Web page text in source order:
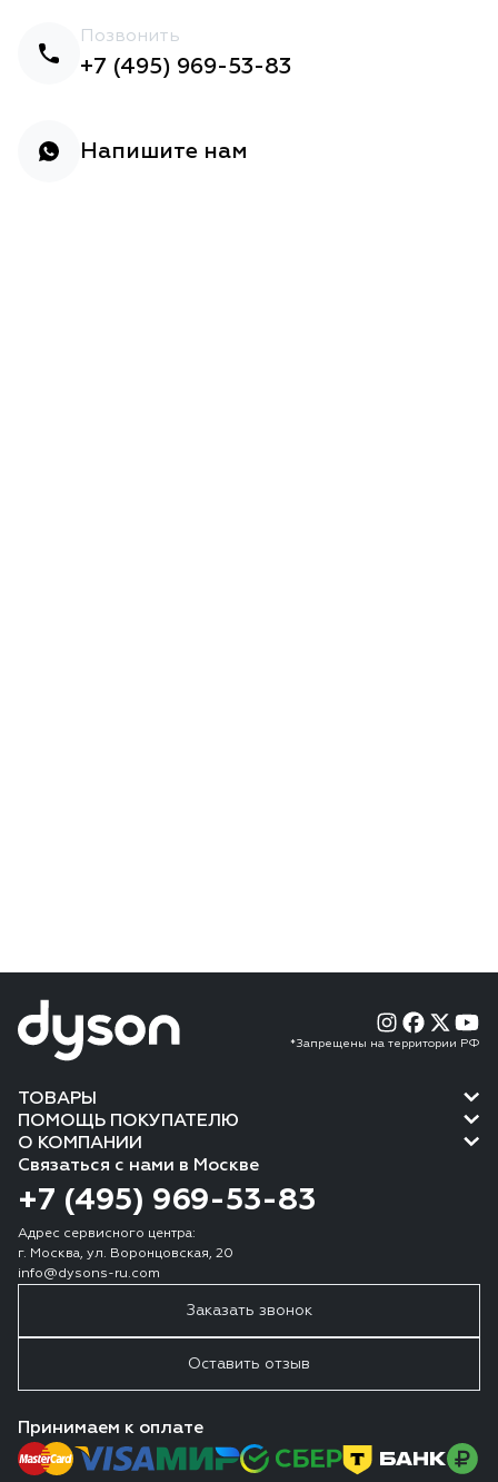
Позвонить
+7 (495) 969-53-83
Напишите нам
*Запрещены на территории РФ
ТОВАРЫ
ПОМОЩЬ ПОКУПАТЕЛЮ
О КОМПАНИИ
Связаться с нами в Москве
+7 (495) 969-53-83
Адрес сервисного центра:
г. Москва, ул. Воронцовская, 20
info@dysons-ru.com
Заказать звонок
Оставить отзыв
Принимаем к оплате